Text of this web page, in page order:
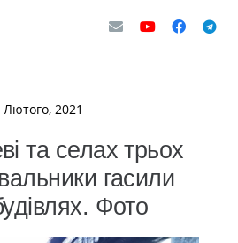
Лютого, 2021
та селах трьох
гасили
Фото